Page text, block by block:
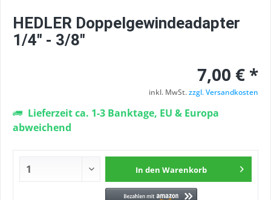
HEDLER Doppelgewindeadapter
1/4" - 3/8"
7,00 € *
inkl. MwSt.zzgl. Versandkosten
Lieferzeit ca. 1-3 Banktage, EU & Europa
abweichend
In den Warenkorb